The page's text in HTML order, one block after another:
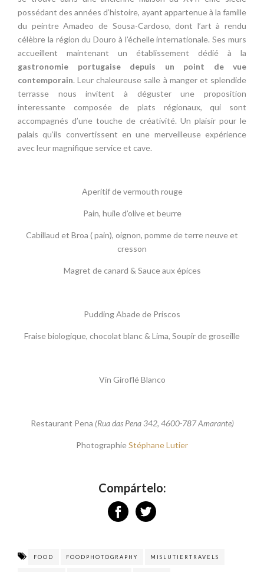
possédant des années d’histoire, ayant appartenue à la famille
du peintre Amadeo de Sousa-Cardoso, dont l’art à rendu
célèbre la région du Douro à l’échelle internationale. Ses murs
accueillent maintenant un établissement dédié à la
gastronomie portugaise depuis un point de vue
contemporain. Leur chaleureuse salle à manger et splendide
terrasse nous invitent à déguster une proposition
interessante composée de plats régionaux, qui sont
accompagnés d’une touche de créativité. Un plaisir pour le
palais qu’ils convertissent en une merveilleuse expérience
avec leur magnifique service et cave.
Aperitif de vermouth rouge
Pain, huile d’olive et beurre
Cabillaud et Broa ( pain), oignon, pomme de terre neuve et
cresson
Magret de canard & Sauce aux épices
Pudding Abade de Priscos
Fraise biologique, chocolat blanc & Lima, Soupir de groseille
Vin Giroflé Blanco
Restaurant Pena (Rua das Pena 342, 4600-787 Amarante)
PhotographieStéphane Lutier
Compártelo:
FOOD FOODPHOTOGRAPHY MISLUTIERTRAVELS